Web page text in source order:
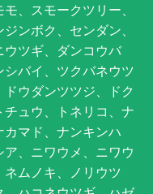
、スモークツリー、
ンボク、センダン、
ツギ、ダンコウバ
バイ、ツクバネウツ
ウダンツツジ、ドク
ュウ、トネリコ、ナ
マド、ナンキンハ
、ニワウメ、ニワウ
ムノキ、ノリウツ